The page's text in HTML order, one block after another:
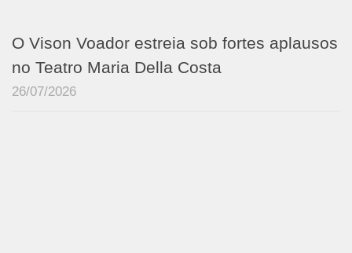
O Vison Voador estreia sob fortes aplausos
no Teatro Maria Della Costa
26/07/2026